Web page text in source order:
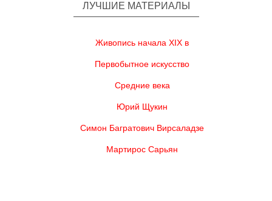
ЛУЧШИЕ МАТЕРИАЛЫ
Живопись начала XIX в
Первобытное искусство
Средние века
Юрий Щукин
Симон Багратович Вирсаладзе
Мартирос Сарьян